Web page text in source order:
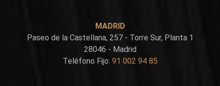
MADRID
Paseo de la Castellana, 257 - Torre Sur, Planta 1
28046 - Madrid
Teléfono Fijo: 91 002 94 85